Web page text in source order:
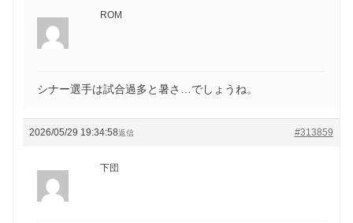
ROM
シナー選手は試合過多と暑さ…でしょうね。
2026/05/29 19:34:58 #313859
返信
下団